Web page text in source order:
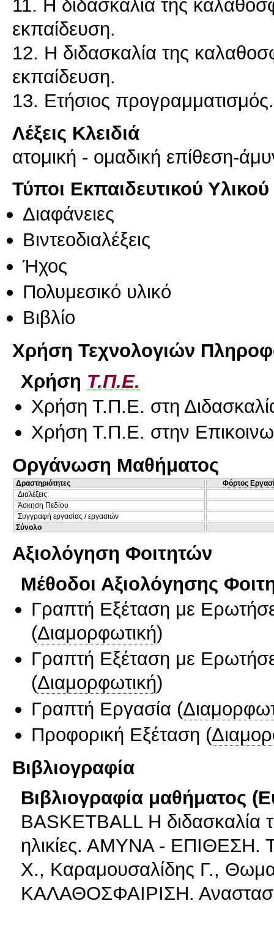
11. Η διδασκαλία της
εκπαίδευση.
12. Η διδασκαλία της
εκπαίδευση.
Λέξεις Κλειδιά
ατομική - ομαδική επίθεση-
Τύποι Εκπαιδευτικού Υλικού
Διαφάνειες
Βιντεοδιαλέξεις
Ήχος
Πολυμεσικό υλικό
Βιβλίο
Χρήση Τεχνολογιών
Χρήση Τ.Π.Ε.
Χρήση Τ.Π.Ε. στη
Χρήση Τ.Π.Ε. στην
Οργάνωση Μαθήματος
Δραστηριότητες
Φόρτος
Διαλέξεις
Άσκηση Πεδίου
Συγγραφή εργασίας / εργασιών
Σύνολο
Αξιολόγηση Φοιτητών
Μέθοδοι Αξιολόγησης
Γραπτή Εξέταση με
(Διαμορφωτική)
Γραπτή Εξέταση με
(Διαμορφωτική)
Γραπτή Εργασία (
Προφορική Εξέταση (
Βιβλιογραφία
Βιβλιογραφία μαθήματος
BASKETBALL Η διδασκαλία
ηλικίες. ΑΜΥΝΑ - ΕΠΙΘΕΣΗ.
Χ., Καραμουσαλίδης Γ.,
ΚΑΛΑΘΟΣΦΑΙΡΙΣΗ.